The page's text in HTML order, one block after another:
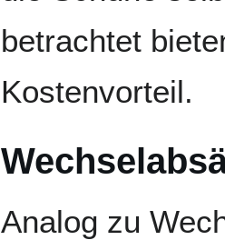
betrachtet
Kostenvorteil.
Analog zu